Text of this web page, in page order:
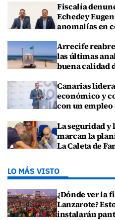
Fiscalía
Echedey
anomalías en
Arrecife
las últimas
buena calidad
Canarias
económico y
con un
La seguridad
marcan la
La Caleta de
LO MÁS VISTO
¿Dónde ver la
Lanzarote?
instalarán